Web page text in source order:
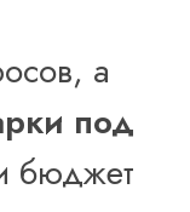
а
под
бюджет